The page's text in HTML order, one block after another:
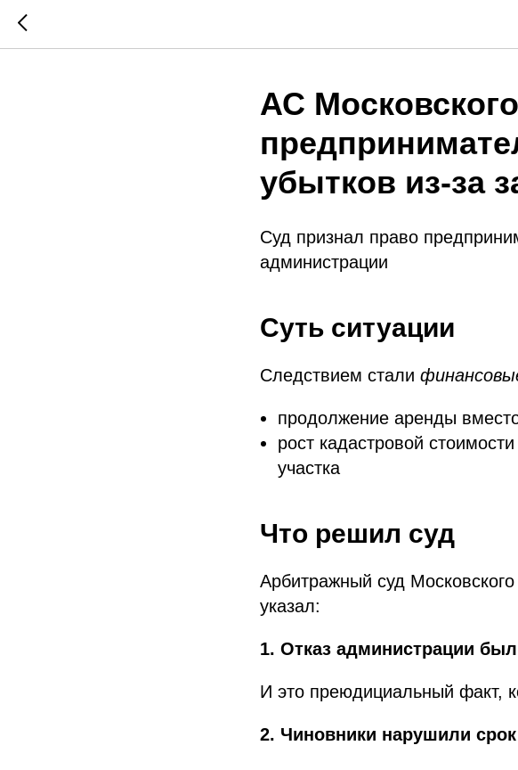
АС
убытков из-за
Суд признал право
администрации
Суть ситуации
Следствием стали
продолжение аренды
рост кадастровой
участка
Что решил суд
Арбитражный суд
указал:
1. Отказ администрации
И это преюдициальный факт,
2. Чиновники нарушили